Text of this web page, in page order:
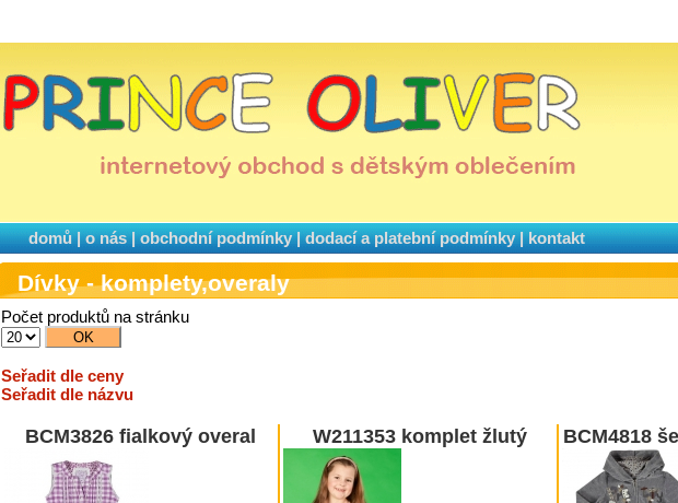
domů|o nás|obchodní podmínky|dodací a platební podmínky|kontakt
Dívky - komplety,overaly
Počet produktů na stránku
Seřadit dle ceny
Seřadit dle názvu
BCM3826 fialkový overal W211353 komplet žlutý BCM4818